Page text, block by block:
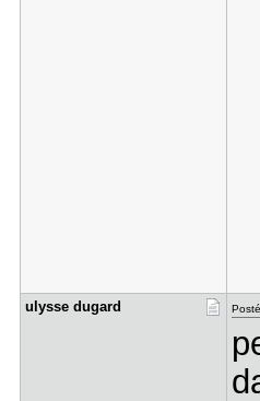
ulysse dug​ard